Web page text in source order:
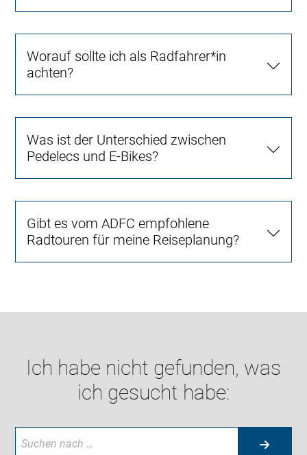
Worauf sollte ich als Radfahrer*in
achten?
Was ist der Unterschied zwischen
Pedelecs und E-Bikes?
Gibt es vom ADFC empfohlene
Radtouren für meine Reiseplanung?
Ich habe nicht gefunden, was
ich gesucht habe: